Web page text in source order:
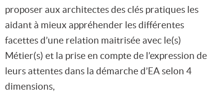
proposer aux architectes des clés pratiques les
aidant à mieux appréhender les différentes
facettes d’une relation maitrisée avec le(s)
Métier(s) et la prise en compte de l’expression de
leurs attentes dans la démarche d’EA selon 4
dimensions,